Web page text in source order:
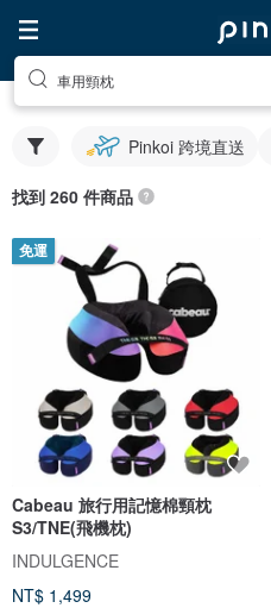
車用頸枕
Pinkoi 跨境直送
找到 260 件商品
免運
Cabeau 旅行用記憶棉頸枕
S3/TNE(飛機枕)
INDULGENCE
NT$ 1,499